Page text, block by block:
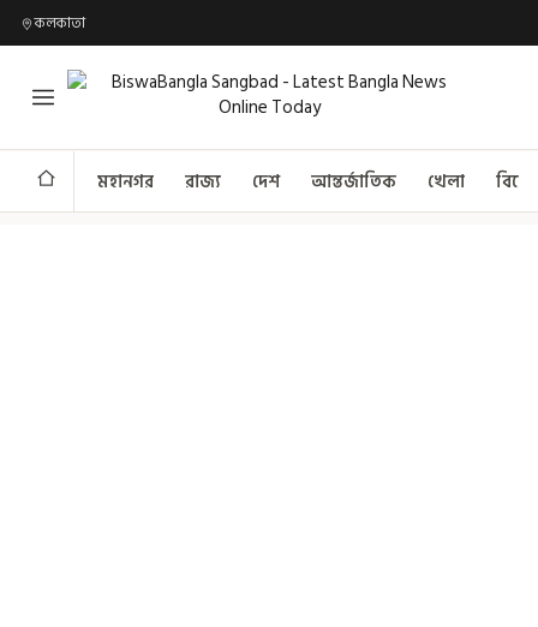
কলকাতা
মহানগর রাজ্য দেশ আন্তর্জাতিক খেলা